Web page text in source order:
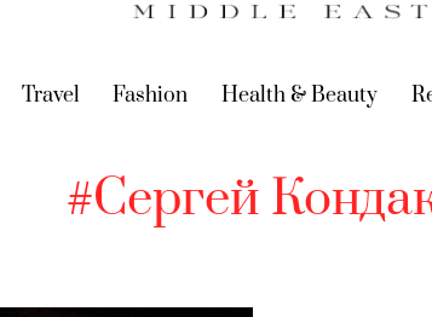
(current)
Travel (current)
Fashion (current)
Health & Beauty
#Сергей